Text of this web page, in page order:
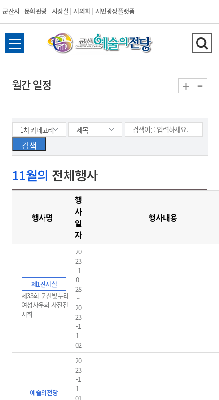
군산시 문화관광 시장실 시의회 시민광장플랫폼
군
산
전
체
뉴
열
검
색
기
월간 일정 + -
11월의 전체행사
행사명
행
사
일
자
행사내용
제1전시실
제33회 군산빛누리
여성사우회 사진전
시회
20
23
-1
0-
28
~
20
23
-1
1-
02
예술의전당
20
23
-1
1-
01